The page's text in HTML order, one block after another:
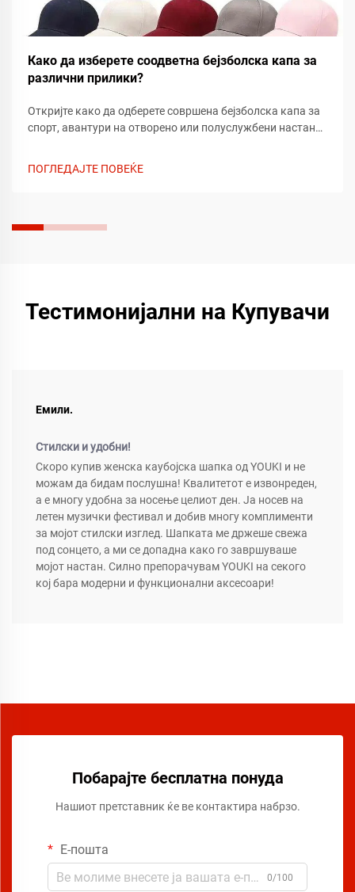
Како да изберете соодветна бејзболска капа за
различни прилики?
Откријте како да одберете совршена бејзболска капа за
спорт, авантури на отворено или полуслужбени настани.
одговараат на секоја прилика. Најдете ја вашата
идеална капа денес.
ПОГЛЕДАЈТЕ ПОВЕЌЕ
Тестимонијални на Купувачи
Емили.
Стилски и удобни!
Скоро купив женска каубојска шапка од YOUKI и не
можам да бидам послушна! Квалитетот е извонреден,
а е многу удобна за носење целиот ден. Ја носев на
летен музички фестивал и добив многу комплименти
за мојот стилски изглед. Шапката ме држеше свежа
под сонцето, а ми се допадна како го завршуваше
мојот настан. Силно препорачувам YOUKI на секого
кој бара модерни и функционални аксесоари!
Побарајте бесплатна понуда
Нашиот претставник ќе ве контактира набрзо.
Е-пошта
0/100